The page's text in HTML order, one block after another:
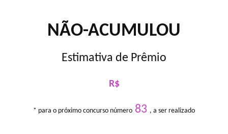
NÃO-ACUMULOU
Estimativa de Prêmio
R$
* para o próximo concurso número 83 , a ser realizado